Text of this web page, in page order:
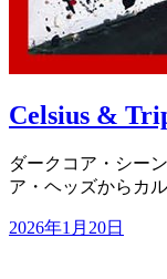
Celsius &
ダークコア・シー
ア・ヘッズからカ
2026年1月20日